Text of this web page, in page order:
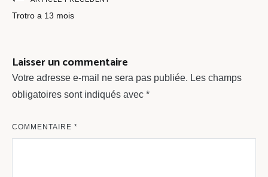
Navigation
de
Trotro a 13 mois
Laisser un commentaire
Votre adresse e-mail ne sera pas publiée. Les champs
obligatoires sont indiqués avec *
COMMENTAIRE *